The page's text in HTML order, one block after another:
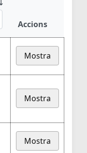
Accions
Mostra
Mostra
Mostra